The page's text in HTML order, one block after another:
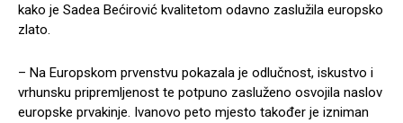
kako je Sadea Bećirović kvalitetom odavno zaslužila europsko
zlato.
– Na Europskom prvenstvu pokazala je odlučnost, iskustvo i
vrhunsku pripremljenost te potpuno zasluženo osvojila naslov
europske prvakinje. Ivanovo peto mjesto također je izniman